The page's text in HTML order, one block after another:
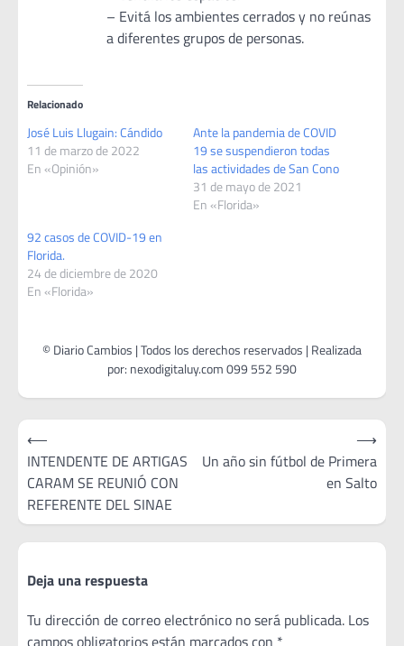
– Evitá los ambientes cerrados y no reúnas
a diferentes grupos de personas.
Relacionado
José Luis Llugain: Cándido
11 de marzo de 2022
En «Opinión»
Ante la pandemia de COVID
19 se suspendieron todas
las actividades de San Cono
31 de mayo de 2021
En «Florida»
92 casos de COVID-19 en
Florida.
24 de diciembre de 2020
En «Florida»
Navegación
de
entradas
⟵
INTENDENTE DE ARTIGAS
CARAM SE REUNIÓ CON
REFERENTE DEL SINAE
Un año sin fútbol de Primera
en Salto
⟶
Deja una respuesta
Tu dirección de correo electrónico no será publicada. Los
campos obligatorios están marcados con *